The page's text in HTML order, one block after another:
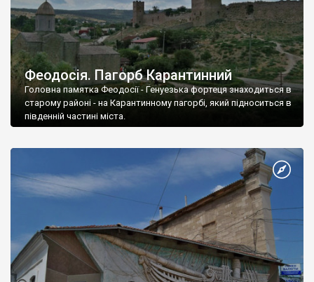
Феодосія. Пагорб Карантинний
Головна памятка Феодосії - Генуезька фортеця знаходиться в
старому районі - на Карантинному пагорбі, який підноситься в
південній частині міста.